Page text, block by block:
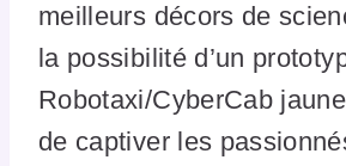
meilleurs décors de
la possibilité d’un
Robotaxi/CyberCab
de captiver les